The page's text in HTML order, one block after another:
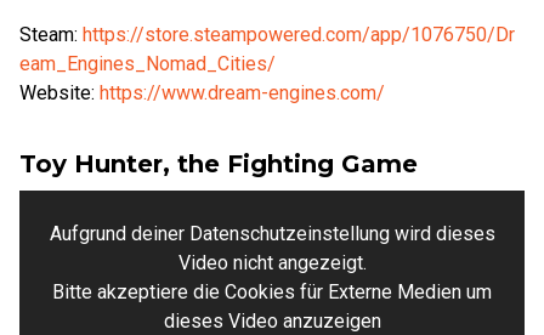
Steam: https://store.steampowered.com/app/1076750/Dr
eam_Engines_Nomad_Cities/
Website: https://www.dream-engines.com/
Toy Hunter, the Fighting Game
Aufgrund deiner Datenschutzeinstellung wird dieses
Video nicht angezeigt.
Bitte akzeptiere die Cookies für Externe Medien um
dieses Video anzuzeigen